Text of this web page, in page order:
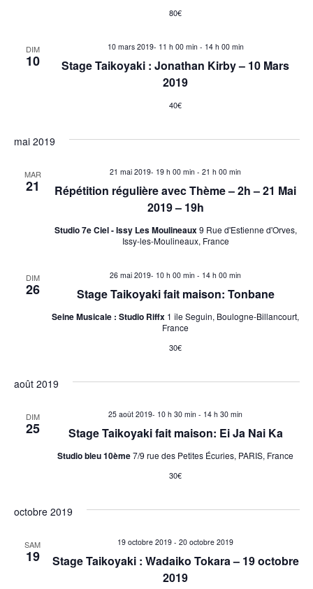
t
p
u
t
t
o
i
v
e
e
n
80€
DIM
10
Stage Taikoyaki : Jonathan Kirby – 10 Mars
2019
10 mars 2019- 11 h 00 min- 14 h 00 min
40€
mai 2019
MAR
21
Répétition régulière avec Thème – 2h – 21 Mai
2019 – 19h
21 mai 2019- 19 h 00 min - 21 h 00 min
Studio 7e Ciel - Issy Les Moulineaux9 Rue d'Estienne d'Orves,
Issy-les-Moulineaux, France
DIM
26 Stage Taikoyaki fait maison: Tonbane
26 mai 2019- 10 h 00 min - 14 h 00 min
Seine Musicale : Studio Riffx 1 île Seguin, Boulogne-Billancourt,
France
30€
août 2019
DIM
25 Stage Taikoyaki fait maison: Ei Ja Nai Ka
25 août 2019- 10 h 30 min - 14 h 30 min
Studio bleu 10ème7/9 rue des Petites Écuries, PARIS, France
30€
octobre 2019
SAM
19
Stage Taikoyaki : Wadaiko Tokara – 19 octobre
2019
19 octobre 2019 - 20 octobre 2019